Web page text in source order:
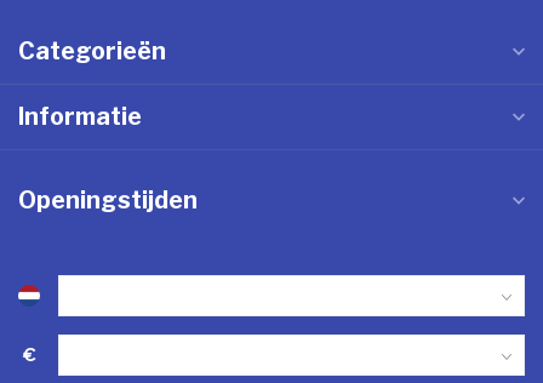
Categorieën
Informatie
Openingstijden
€